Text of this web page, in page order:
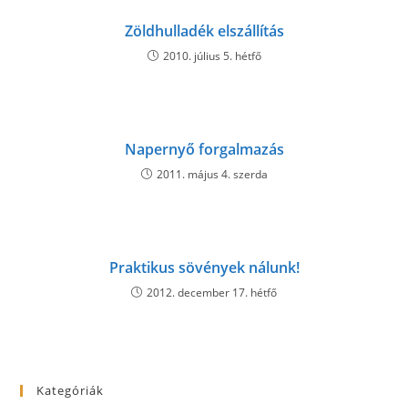
Zöldhulladék elszállítás
2010. július 5. hétfő
Napernyő forgalmazás
2011. május 4. szerda
Praktikus sövények nálunk!
2012. december 17. hétfő
Kategóriák